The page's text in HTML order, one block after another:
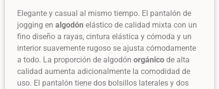
Elegante y casual al mismo tiempo. El pantalón de
jogging en algodón elástico de calidad mixta con un
fino diseño a rayas, cintura elástica y cómoda y un
interior suavemente rugoso se ajusta cómodamente
a todo. La proporción de algodón orgánico de alta
calidad aumenta adicionalmente la comodidad de
uso. El pantalón tiene dos bolsillos laterales y dos